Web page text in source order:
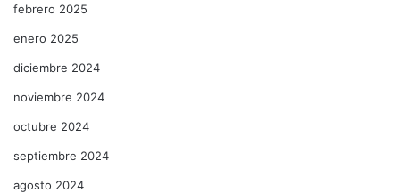
febrero 2025
enero 2025
diciembre 2024
noviembre 2024
octubre 2024
septiembre 2024
agosto 2024